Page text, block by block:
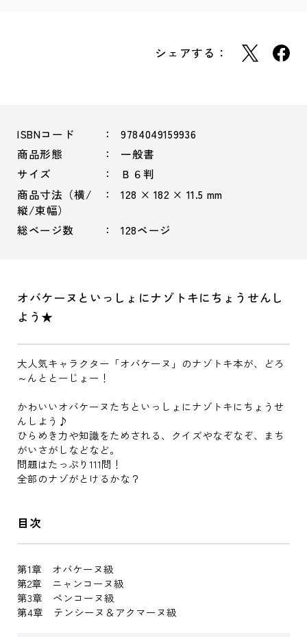
シェアする：
ISBNコード
9784049159936
商品形態
一般書
サイズ
Ｂ６判
商品寸法（横/
縦/束幅）
128 × 182 × 11.5 mm
総ページ数 128ページ
オバケーヌといっしょにナゾトキにちょうせんし
よう★
大人気キャラクター「オバケーヌ」のナゾトキ本が、どろ
～んととーじょー！
かわいいオバケーヌたちといっしょにナゾトキにちょうせ
んしよう♪
ひらめき力や知識をためされる、クイズやなぞなぞ、まち
がいさがしなどなど。
問題はたっぷり111問！
全部のナゾがとけるかな？
目次
第1章 オバケーヌ級
第2章 ニャンコーヌ級
第3章 ペンコーヌ級
第4章 テンシーヌ＆アクマーヌ級